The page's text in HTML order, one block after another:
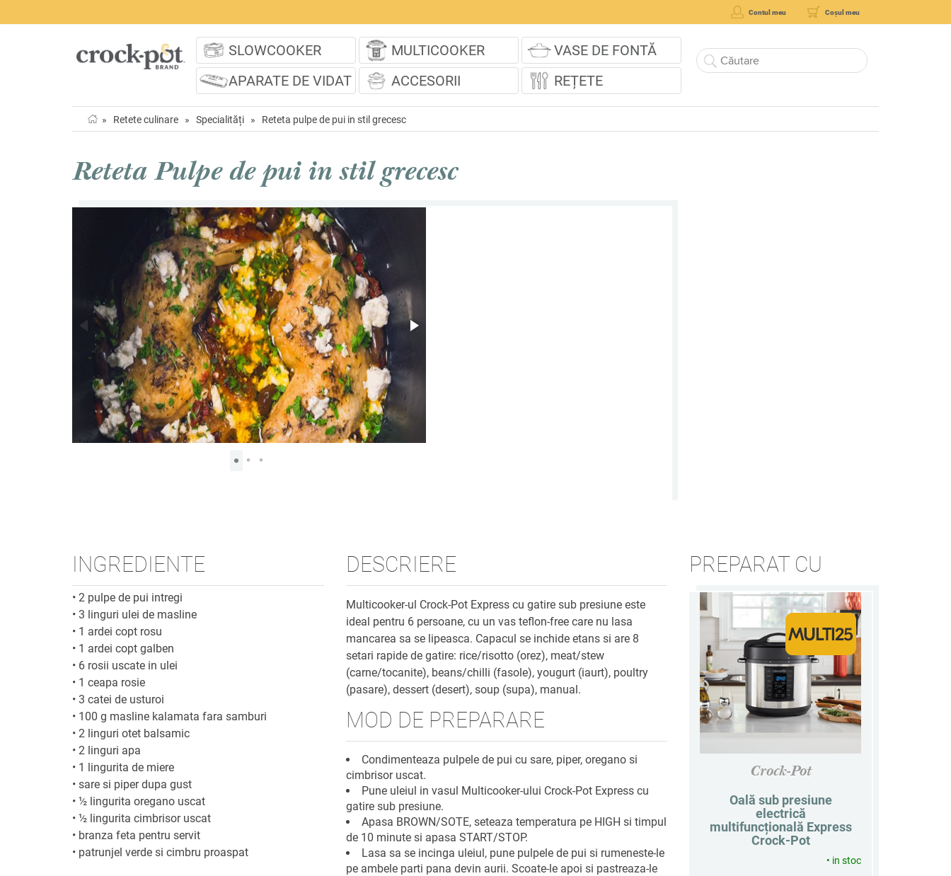
Contul meu Coșul meu
SLOWCOOKER MULTICOOKER
VASE DE FONTĂ
APARATE DE VIDAT
ACCESORII REȚETE
» Retete culinare » Specialități » Reteta pulpe de pui in stil grecesc
Reteta Pulpe de pui in stil grecesc
INGREDIENTE
• 2 pulpe de pui intregi
• 3 linguri ulei de masline
• 1 ardei copt rosu
• 1 ardei copt galben
• 6 rosii uscate in ulei
• 1 ceapa rosie
• 3 catei de usturoi
• 100 g masline kalamata fara samburi
• 2 linguri otet balsamic
• 2 linguri apa
• 1 lingurita de miere
• sare si piper dupa gust
• ½ lingurita oregano uscat
• ½ lingurita cimbrisor uscat
• branza feta pentru servit
• patrunjel verde si cimbru proaspat
DESCRIERE
Multicooker-ul Crock-Pot Express cu gatire sub presiune este
ideal pentru 6 persoane, cu un vas teflon-free care nu lasa
mancarea sa se lipeasca. Capacul se inchide etans si are 8
setari rapide de gatire: rice/risotto (orez), meat/stew
(carne/tocanite), beans/chilli (fasole), yougurt (iaurt), poultry
(pasare), dessert (desert), soup (supa), manual.
MOD DE PREPARARE
Condimenteaza pulpele de pui cu sare, piper, oregano si
cimbrisor uscat.
Pune uleiul in vasul Multicooker-ului Crock-Pot Express cu
gatire sub presiune.
Apasa BROWN/SOTE, seteaza temperatura pe HIGH si timpul
de 10 minute si apasa START/STOP.
Lasa sa se incinga uleiul, pune pulpele de pui si rumeneste-le
pe ambele parti pana devin aurii. Scoate-le apoi si pastreaza-le
PREPARAT CU
Crock-Pot
Oală sub presiune
electrică
multifuncțională Express
Crock-Pot
• in stoc